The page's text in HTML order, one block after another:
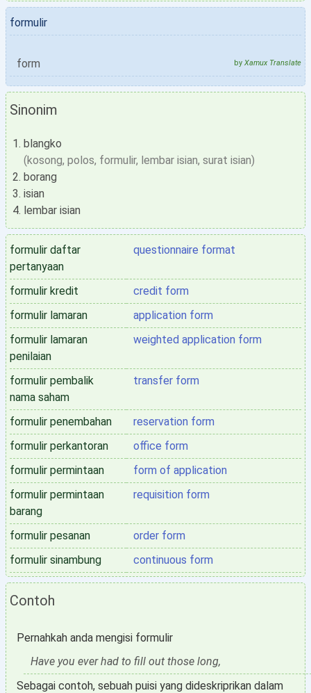
formulir
form by Xamux Translate
Sinonim
blangko
(kosong, polos, formulir, lembar isian, surat isian)
borang
isian
lembar isian
formulir daftar
pertanyaan
questionnaire format
formulir kredit
credit form
formulir lamaran
application form
formulir lamaran
penilaian
weighted application form
formulir pembalik
nama saham
transfer form
formulir penembahan
reservation form
formulir perkantoran
office form
formulir permintaan
form of application
formulir permintaan
barang
requisition form
formulir pesanan
order form
formulir sinambung
continuous form
Contoh
Pernahkah anda mengisi formulir
Have you ever had to fill out those long,
Sebagai contoh, sebuah puisi yang dideskriprikan dalam